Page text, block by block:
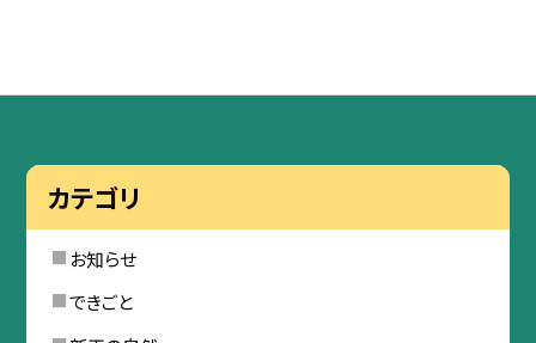
カテゴリ
お知らせ
できごと